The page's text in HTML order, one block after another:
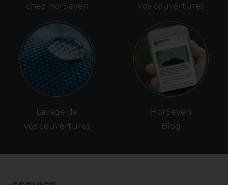
chez HorSeven
Lavage de
vos couvertures
vos couvertures
HorSeven
Blog